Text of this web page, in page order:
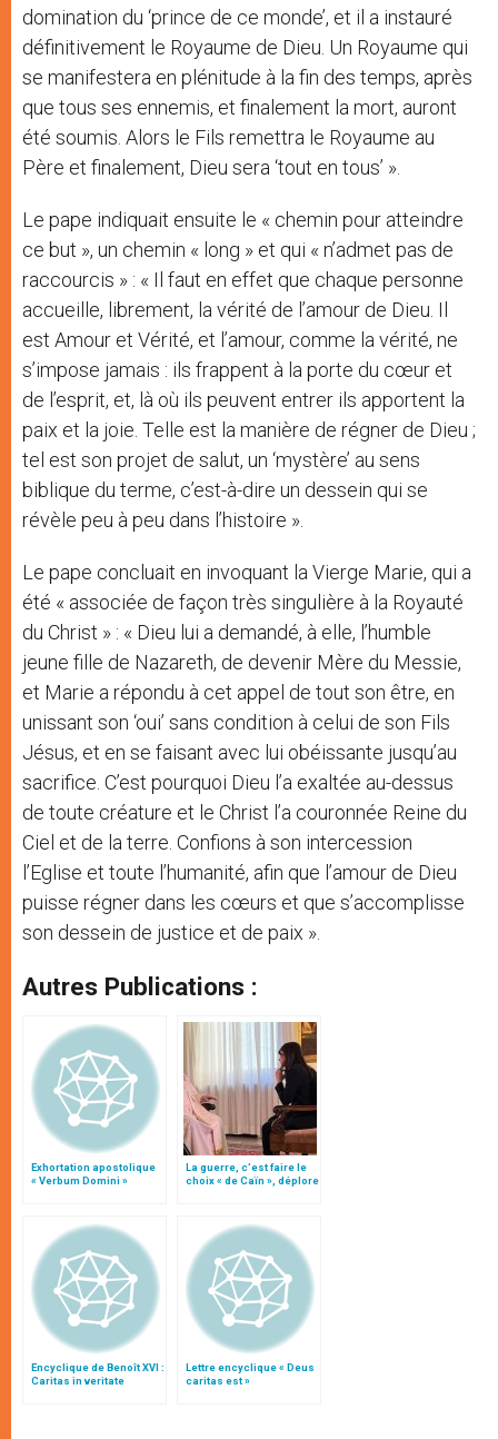
domination du ‘prince de ce monde’, et il a instauré
définitivement le Royaume de Dieu. Un Royaume qui
se manifestera en plénitude à la fin des temps, après
que tous ses ennemis, et finalement la mort, auront
été soumis. Alors le Fils remettra le Royaume au
Père et finalement, Dieu sera ‘tout en tous’ ».
Le pape indiquait ensuite le « chemin pour atteindre
ce but », un chemin « long » et qui « n’admet pas de
raccourcis » : « Il faut en effet que chaque personne
accueille, librement, la vérité de l’amour de Dieu. Il
est Amour et Vérité, et l’amour, comme la vérité, ne
s’impose jamais : ils frappent à la porte du cœur et
de l’esprit, et, là où ils peuvent entrer ils apportent la
paix et la joie. Telle est la manière de régner de Dieu ;
tel est son projet de salut, un ‘mystère’ au sens
biblique du terme, c’est-à-dire un dessein qui se
révèle peu à peu dans l’histoire ».
Le pape concluait en invoquant la Vierge Marie, qui a
été « associée de façon très singulière à la Royauté
du Christ » : « Dieu lui a demandé, à elle, l’humble
jeune fille de Nazareth, de devenir Mère du Messie,
et Marie a répondu à cet appel de tout son être, en
unissant son ‘oui’ sans condition à celui de son Fils
Jésus, et en se faisant avec lui obéissante jusqu’au
sacrifice. C’est pourquoi Dieu l’a exaltée au-dessus
de toute créature et le Christ l’a couronnée Reine du
Ciel et de la terre. Confions à son intercession
l’Eglise et toute l’humanité, afin que l’amour de Dieu
puisse régner dans les cœurs et que s’accomplisse
son dessein de justice et de paix ».
Autres Publications :
Exhortation apostolique
« Verbum Domini »
La guerre, c’est faire le
choix « de Caïn », déplore
Encyclique de Benoît XVI :
Caritas in veritate
Lettre encyclique « Deus
caritas est »